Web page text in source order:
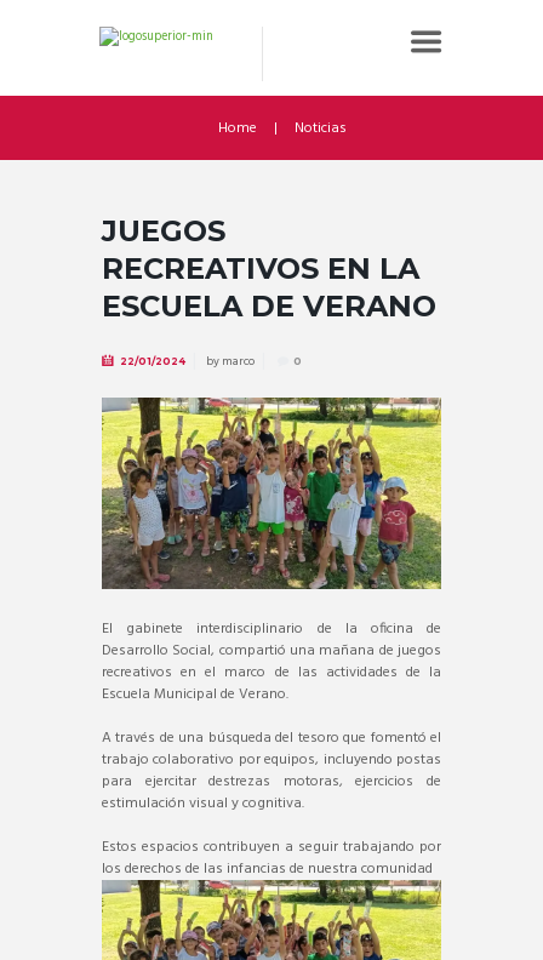
Home Noticias
JUEGOS
RECREATIVOS EN LA
ESCUELA DE VERANO
22/01/2024 bymarco 0
El gabinete interdisciplinario de la oficina de
Desarrollo Social, compartió una mañana de juegos
recreativos en el marco de las actividades de la
Escuela Municipal de Verano.
A través de una búsqueda del tesoro que fomentó el
trabajo colaborativo por equipos, incluyendo postas
para ejercitar destrezas motoras, ejercicios de
estimulación visual y cognitiva.
Estos espacios contribuyen a seguir trabajando por
los derechos de las infancias de nuestra comunidad